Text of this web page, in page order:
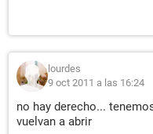
lourdes
9 oct 2011 a las 16:24
no hay derecho...
vuelvan a abrir